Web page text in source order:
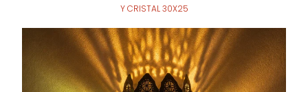
Y CRISTAL 30X25